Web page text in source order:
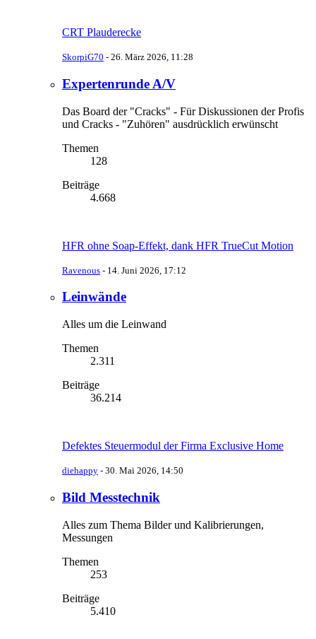
CRT Plauderecke
SkorpiG70 - 26. März 2026, 11:28
Expertenrunde A/V
Das Board der "Cracks" - Für Diskussionen der Profis
und Cracks - "Zuhören" ausdrücklich erwünscht
Themen
128
Beiträge
4.668
HFR ohne Soap-Effekt, dank HFR TrueCut Motion
Ravenous - 14. Juni 2026, 17:12
Leinwände
Alles um die Leinwand
Themen
2.311
Beiträge
36.214
Defektes Steuermodul der Firma Exclusive Home
diehappy - 30. Mai 2026, 14:50
Bild Messtechnik
Alles zum Thema Bilder und Kalibrierungen,
Messungen
Themen
253
Beiträge
5.410